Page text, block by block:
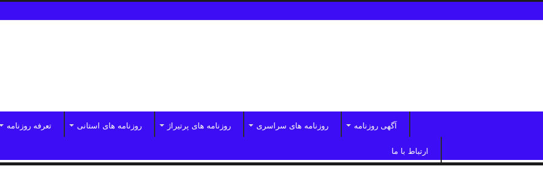
آگهی روزنامه روزنامه های سراسری روزنامه های پرتیراژ روزنامه های استانی تعرفه روزنامه
ارتباط با ما